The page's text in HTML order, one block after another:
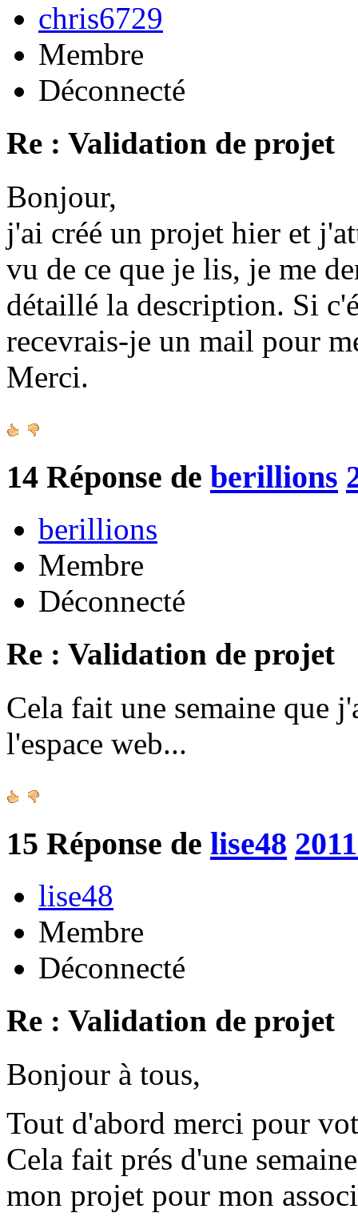
chris6729
Membre
Déconnecté
Re : Validation de projet
Bonjour,
j'ai créé un projet hier et
vu de ce que je lis, je me
détaillé la description. Si
recevrais-je un mail pour
Merci.
14 Réponse de berillions
berillions
Membre
Déconnecté
Re : Validation de projet
Cela fait une semaine que
l'espace web...
15 Réponse de lise48
lise48
Membre
Déconnecté
Re : Validation de projet
Bonjour à tous,
Tout d'abord merci pour
Cela fait prés d'une
mon projet pour mon